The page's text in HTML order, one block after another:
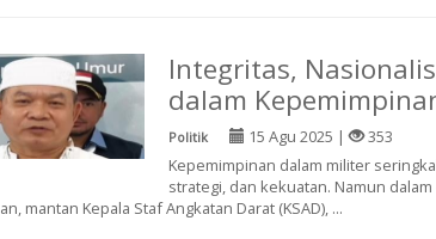
Integritas,
dalam
Politik 15 Agu 2025 |
353
Kepemimpinan dalam militer
strategi, dan kekuatan. Namun
mantan Kepala Staf Angkatan Darat (KSAD), ...